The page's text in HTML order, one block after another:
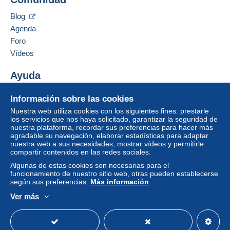
Un pago que no pase por
integrado a la página
vendedor al comprador. Una compra no pagada
cláusulas relativas al pago, estas se considerarán
nulas. Las condiciones de pago de la página web
Delcampe, tal y como se definen en las
Las compras deben pagarse en un plazo de14
díasa partir de la recepción de la declaración final
del vendedor.
Derecho de retracto|Gastos de devolución a
cargo del comprador.
Para saber el plazo de devolución y de reembolso
del artículo,
P.O.BOX 46092
LONDON
Contactar con el vendedor
Ocultar los objetos de este vendedor
Información sobre las cookies
Nuestra web utiliza cookies con los siguientes fines: prestarle
los servicios que nos haya solicitado, garantizar la seguridad de
nuestra plataforma, recordar sus preferencias para hacer más
agradable su navegación, elaborar estadísticas para adaptar
nuestra web a sus necesidades, mostrar vídeos y permitirle
compartir contenidos en las redes sociales.
Algunas de estas cookies son necesarias para el
funcionamiento de nuestro sitio web, otras pueden establecerse
según sus preferencias. Más información
Ver más
Blog
Agenda
Foro
Vídeos
Ayuda
Comprar en Delcampe
Vender en Delcampe
Una página securizada